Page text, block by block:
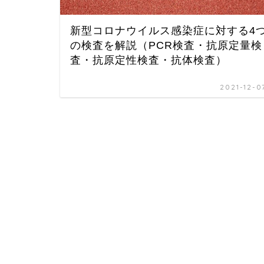
新型コロナウイルス感染症に対する4
の検査を解説（PCR検査・抗原定量検
査・抗原定性検査・抗体検査）
2021-12-